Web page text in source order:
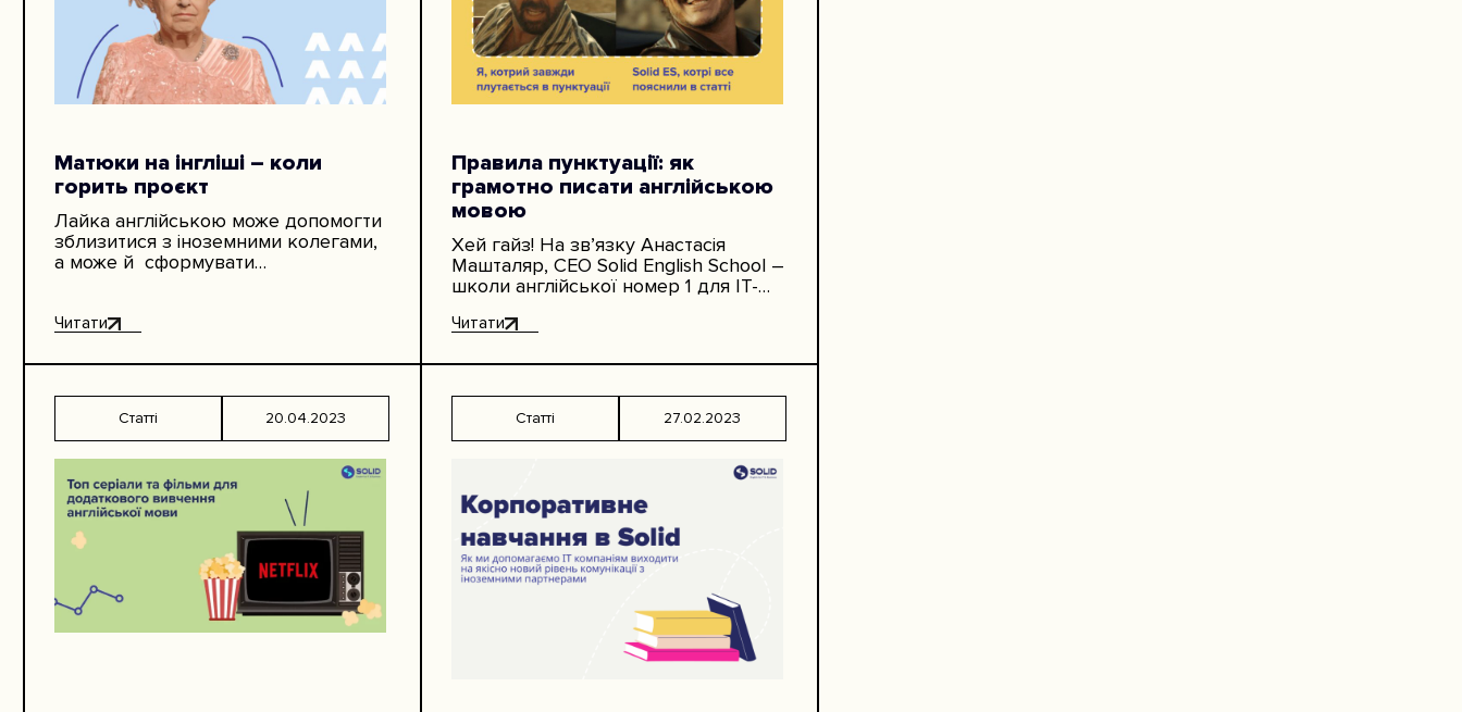
Матюки на інгліші – коли
горить проєкт
Лайка англійською може допомогти
зблизитися з іноземними колегами,
а може й сформувати
Машталяр, CEO Solid English School…
Читати
Правила пунктуації: як
грамотно писати англійською
мовою
Хей гайз! На зв’язку Анастасія
Машталяр, СЕО Solid English School –
школи англійської номер 1 для IT-
гарантованого результату. Сьогодні
Читати
Статті 20.04.2023 Статті 27.02.2023